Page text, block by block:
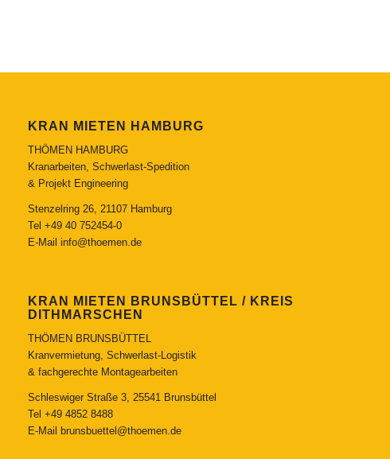
KRAN MIETEN HAMBURG
THÖMEN HAMBURG
Kranarbeiten, Schwerlast-Spedition
& Projekt Engineering
Stenzelring 26, 21107 Hamburg
Tel +49 40 752454-0
E-Mail info@thoemen.de
KRAN MIETEN BRUNSBÜTTEL / KREIS
DITHMARSCHEN
THÖMEN BRUNSBÜTTEL
Kranvermietung, Schwerlast-Logistik
& fachgerechte Montagearbeiten
Schleswiger Straße 3, 25541 Brunsbüttel
Tel +49 4852 8488
E-Mail
brunsbuettel@thoemen.de